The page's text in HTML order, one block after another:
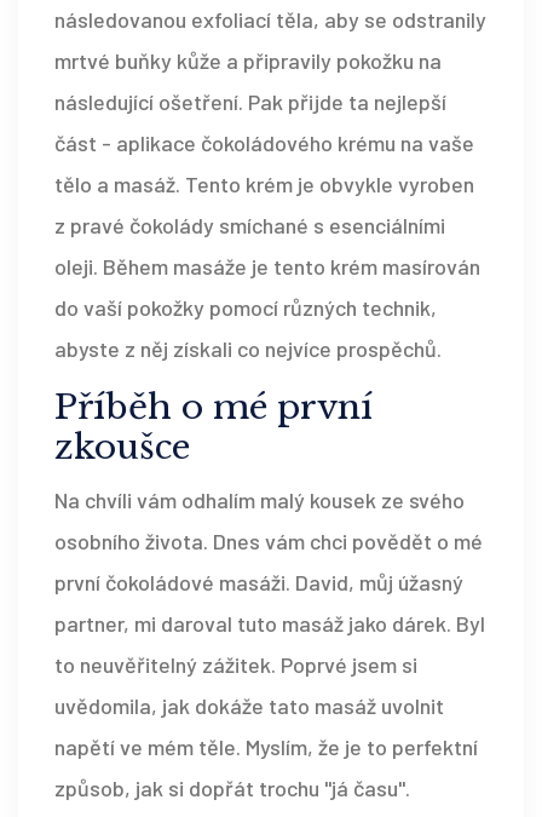
následovanou exfoliací těla, aby se odstranily
mrtvé buňky kůže a připravily pokožku na
následující ošetření. Pak přijde ta nejlepší
část - aplikace čokoládového krému na vaše
tělo a masáž. Tento krém je obvykle vyroben
z pravé čokolády smíchané s esenciálními
oleji. Během masáže je tento krém masírován
do vaší pokožky pomocí různých technik,
abyste z něj získali co nejvíce prospěchů.
Příběh o mé první
zkoušce
Na chvíli vám odhalím malý kousek ze svého
osobního života. Dnes vám chci povědět o mé
první čokoládové masáži. David, můj úžasný
partner, mi daroval tuto masáž jako dárek. Byl
to neuvěřitelný zážitek. Poprvé jsem si
uvědomila, jak dokáže tato masáž uvolnit
napětí ve mém těle. Myslím, že je to perfektní
způsob, jak si dopřát trochu "já času".